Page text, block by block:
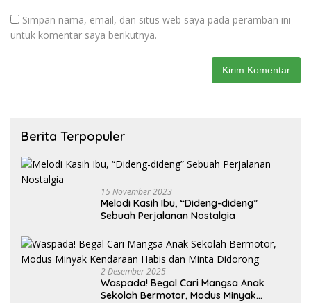
Simpan nama, email, dan situs web saya pada peramban ini
untuk komentar saya berikutnya.
Berita Terpopuler
15 November 2023
Melodi Kasih Ibu, “Dideng-dideng”
Sebuah Perjalanan Nostalgia
2 Desember 2025
Waspada! Begal Cari Mangsa Anak
Sekolah Bermotor, Modus Minyak